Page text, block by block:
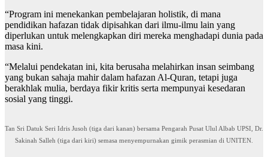
“Program ini menekankan pembelajaran holistik, di mana
pendidikan hafazan tidak dipisahkan dari ilmu-ilmu lain yang
diperlukan untuk melengkapkan diri mereka menghadapi dunia pada
masa kini.
“Melalui pendekatan ini, kita berusaha melahirkan insan seimbang
yang bukan sahaja mahir dalam hafazan Al-Quran, tetapi juga
berakhlak mulia, berdaya fikir kritis serta mempunyai kesedaran
sosial yang tinggi.
Tan Sri Datuk Seri Idris Jusoh (tiga dari kanan) bersama Pengarah Pusat Ulul Albab UPSI, Dr.
Sakinah Salleh (tiga dari kiri) semasa menyempurnakan gimik perasmian di UNITEN.